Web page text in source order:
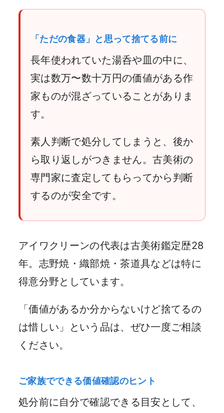
「ただの食器」と思って捨てる前に
長年使われていた湯呑や皿の中に、
実は数万〜数十万円の価値がある作
家ものが混ざっていることがありま
す。
素人判断で処分してしまうと、後か
ら取り返しがつきません。古美術の
専門家に査定してもらってから判断
するのが安全です。
アイワクリーンの代表は古美術鑑定歴28
年。志野焼・織部焼・茶道具などは特に
得意分野としています。
「価値があるか分からないけど捨てるの
は惜しい」という品は、ぜひ一度ご相談
ください。
ご家族でできる価値確認のヒント
処分前に自分で確認できる目安として、